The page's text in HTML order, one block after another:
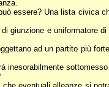
essere? Una lista civica
giunzione e uniformatore
ad un partito più
inesorabilmente